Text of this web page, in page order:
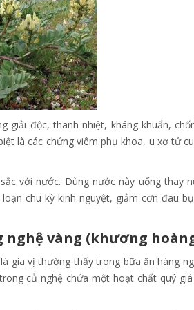
giải độc, thanh nhiệt, kháng khuẩn,
là các chứng viêm phụ khoa, u xơ tử
với nước. Dùng nước này uống thay
chu kỳ kinh nguyệt, giảm cơn đau
nghệ vàng (khương
gia vị thường thấy trong bữa ăn hàng
củ nghệ chứa một hoạt chất quý